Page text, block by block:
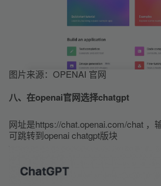
图片来源：OPENAI 官网
八、在openai官网选择chatgpt
网址是https://chat.openai.com/chat ，
可跳转到openai chatgpt版块